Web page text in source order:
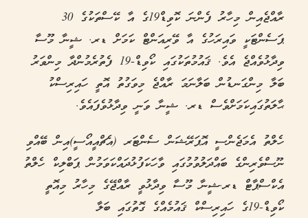
ރާއްޖެއިން މިހާރު ފެންނަ ކޮވިޑް19ގެ އާ ކޭސްތަކުގެ 30
ޕަސެންޓަކީ ވައިރަހުގެ އާ ވޭރިއަންޓް ކަމަށް ޑރ. ޝީނާ މޫސާ
ވިދާޅުވެއްޖެ އެވެ. ޤައުމުތަކުގައި ކޯވިޑް-19 ފެތުރެމުންދާ މިންވަރު
ބަލާ މިންގަނޑުން ބަލާނަމަ ރާއްޖެ މިވަގުތު އޮތީ ހައިރިސްކު
ޙާލަތުގައިކަމަށްވެސް ޑރ. ޝީނާ ވަނީ ވިދާޅުވެފައެވެ.
ހެލްތު އެމަޖެންސީ އޮޕަރޭޝަން ސެންޓަރ (އެޗްއީއޯސީ)އިން ބޭއްވި
ނޫސްވެރިންގެ ބައްދަލުވުމުގައި ވާހަކަފުޅުދައްކަވަމުން ޕަބްލިކް ހެލްތު
އެކްސްޕާޓް ޑރ.ޝީނާ މޫސާ ވިދާޅުވީ ރާއްޖޭގެ މިހާރު މިއޮތީ
ކޯވިޑް-19ގެ ހައިރިސްކް ޤައުމެއްގެ ގޮތުގައި ބަލާ